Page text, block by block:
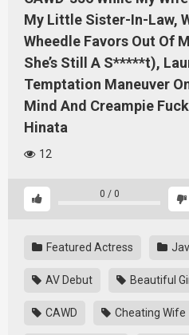
My Little Sister-In-Law,
Wheedle Favors Out Of
She’s Still A S*****t),
Temptation Maneuver
Mind And Creampie
Hinata
12
0 / 0
Featured Actress
AV Debut Beautiful
CAWD Cheating Wife